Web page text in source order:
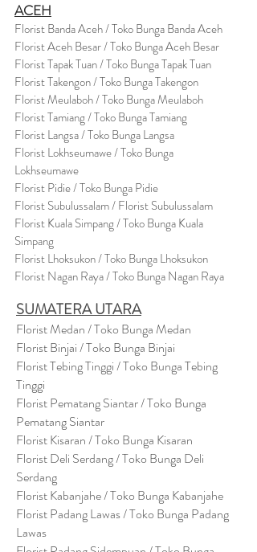
ACEH
Florist Banda Aceh / Toko Bunga Banda Aceh
Florist Aceh Besar / Toko Bunga Aceh Besar
Florist Tapak Tuan / Toko Bunga Tapak Tuan
Florist Takengon / Toko Bunga Takengon
Florist Meulaboh / Toko Bunga Meulaboh
Florist Tamiang / Toko Bunga Tamiang
Florist Langsa / Toko Bunga Langsa
Florist Lokhseumawe / Toko Bunga
Lokhseumawe
Florist Pidie / Toko Bunga Pidie
Florist Subulussalam / Florist Subulussalam
Florist Kuala Simpang / Toko Bunga Kuala
Simpang
Florist Lhoksukon / Toko Bunga Lhoksukon
Florist Nagan Raya / Toko Bunga Nagan Raya
SUMATERA UTARA
Florist Medan / Toko Bunga Medan
Florist Binjai / Toko Bunga Binjai
Florist Tebing Tinggi / Toko Bunga Tebing
Tinggi
Florist Pematang Siantar / Toko Bunga
Pematang Siantar
Florist Kisaran / Toko Bunga Kisaran
Florist Deli Serdang / Toko Bunga Deli
Serdang
Florist Kabanjahe / Toko Bunga Kabanjahe
Florist Padang Lawas / Toko Bunga Padang
Lawas